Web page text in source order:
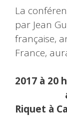
La
par Jean
française,
France,
2017 à 20
au
Riquet à